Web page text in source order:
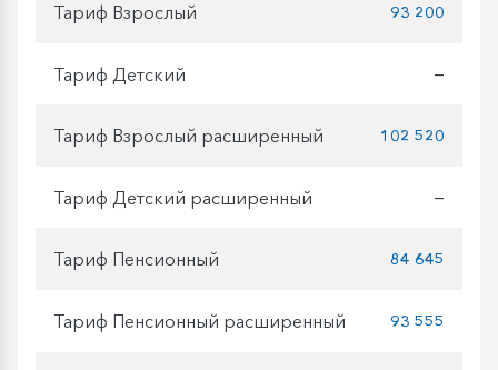
Тариф Взрослый 93 200
Тариф Детский —
Тариф Взрослый расширенный 102 520
Тариф Детский расширенный —
Тариф Пенсионный 84 645
Тариф Пенсионный расширенный 93 555